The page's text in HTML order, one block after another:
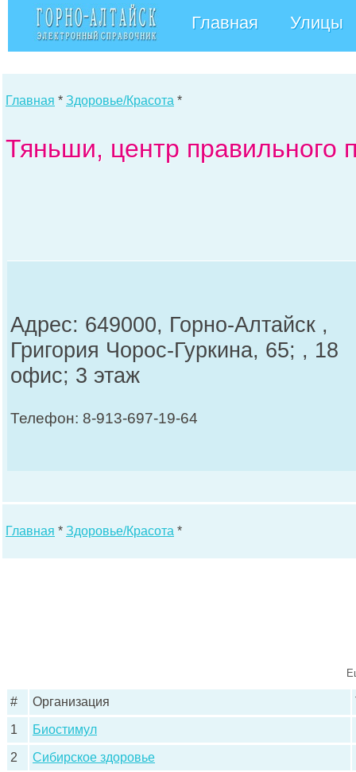
Главная Улицы
Главная * Здоровье/Красота *
Тяньши, центр правильного
Адрес: 649000, Горно-Алтайск ,
Григория Чорос-Гуркина, 65; , 18
офис; 3 этаж
Телефон: 8-913-697-19-64
Главная * Здоровье/Красота *
# Организация
1 Биостимул
2 Сибирское здоровье